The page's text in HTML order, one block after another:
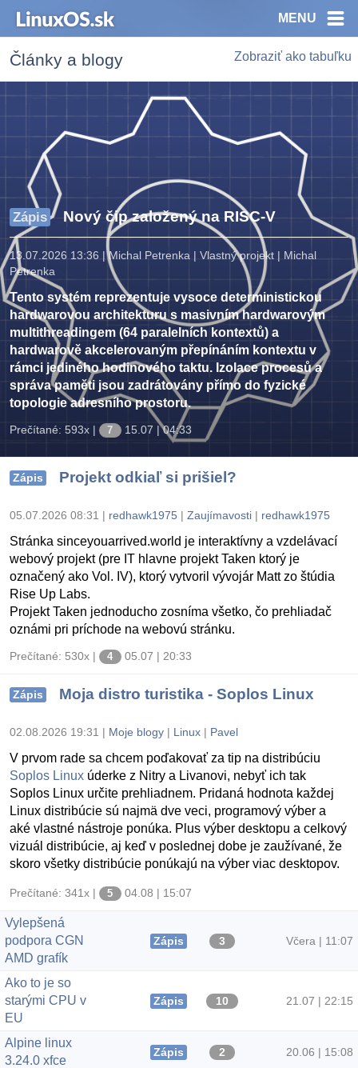
MENU
Zobraziť ako tabuľku
Články a blogy
Zápis Nový čip založený na RISC-V
13.07.2026 13:36 |Michal Petrenka | Vlastný projekt | Michal
Petrenka
Tento systém reprezentuje vysoce deterministickou
hardwarovou architekturu s masivním hardwarovým
multithreadingem (64 paralelních kontextů) a
hardwarově akcelerovaným přepínáním kontextu v
rámci jediného hodinového taktu. Izolace procesů a
správa paměti jsou zadrátovány přímo do fyzické
topologie adresního prostoru.
Prečítané: 593x | 7 15.07 | 04:33
Zápis Projekt odkiaľ si prišiel?
05.07.2026 08:31 | redhawk1975 | Zaujímavosti | redhawk1975
Stránka sinceyouarrived.world je interaktívny a vzdelávací
webový projekt (pre IT hlavne projekt Taken ktorý je
označený ako Vol. IV), ktorý vytvoril vývojár Matt zo štúdia
Rise Up Labs.
Projekt Taken jednoducho zosníma všetko, čo prehliadač
oznámi pri príchode na webovú stránku.
Prečítané: 530x | 4 05.07 | 20:33
Zápis Moja distro turistika - Soplos Linux
02.08.2026 19:31 | Moje blogy | Linux | Pavel
V prvom rade sa chcem poďakovať za tip na distribúciu
Soplos Linux úderke z Nitry a Livanovi, nebyť ich tak
Soplos Linux určite prehliadnem. Pridaná hodnota každej
Linux distribúcie sú najmä dve veci, programový výber a
aké vlastné nástroje ponúka. Plus výber desktopu a celkový
vizuál distribúcie, aj keď v poslednej dobe je zaužívané, že
skoro všetky distribúcie ponúkajú na výber viac desktopov.
minimálny, ale nástroje ktoré Soplos Linux ponúka. Pomáha
tak používateľovi namiešať si vlastný programový výber
naozaj jednoduchým spôsobom a z jedného miesta,
samozrejme niektoré najmä multiplatformové programy
skúsim vo VB nainštalovať.
Prečítané: 341x | 5 04.08 | 15:07
Vylepšená
podpora CGN
AMD grafík
Zápis 3 Včera | 11:07
Ako to je so
starými CPU v
EU
Zápis 10 21.07 | 22:15
Alpine linux
3.24.0 xfce
Zápis 2 20.06 | 15:08